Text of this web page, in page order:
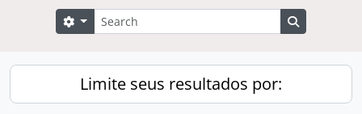
Buscar
Opções de busca
Limite seus resultados por: